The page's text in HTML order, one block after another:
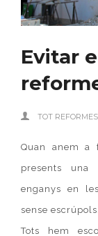
Evitar
TOT REFORMES
Quan anem a
presents una
enganys en
sense escrúpols.
Tots hem